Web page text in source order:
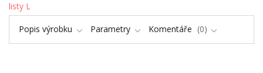
Popis výrobku Parametry Komentáře 0